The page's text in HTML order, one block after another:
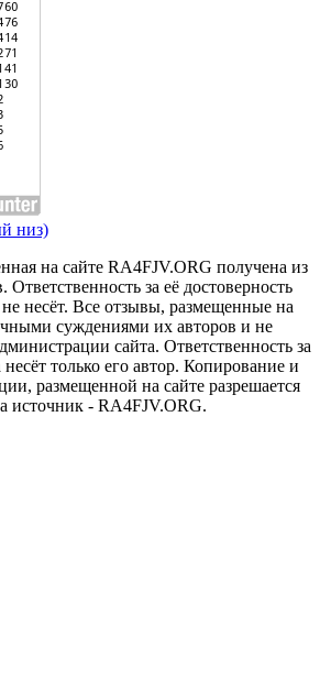
на сайте RA4FJV.ORG получена из
за её достоверность
несёт. Все отзывы, размещенные на
суждениями их авторов и не
сайта. Ответственность за
несёт только его автор. Копирование и
размещенной на сайте разрешается
источник - RA4FJV.ORG.